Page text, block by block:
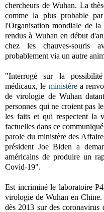
chercheurs de Wuhan. La
comme la plus probable
l'Organisation mondiale de
rendus à Wuhan en début
chez les chauves-souris
probablement via un autre
"Interrogé sur la
médicaux, le ministèrea
de virologie de Wuhan
personnes qui ne croient pas
les faits et qui respectent la
factuelles dans ce
parole du ministère des
président Joe Biden a
américains de produire un
Covid-19".
Est incriminé le laboratoire
virologie de Wuhan en
dès 2013 sur des coronavirus